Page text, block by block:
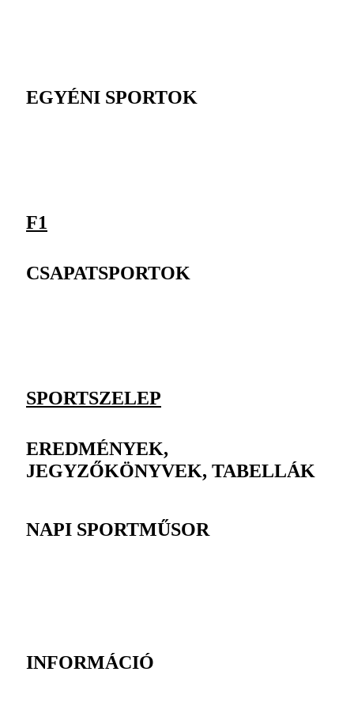
EGYÉNI SPORTOK
F1
CSAPATSPORTOK
SPORTSZELEP
EREDMÉNYEK,
JEGYZŐKÖNYVEK, TABELLÁK
NAPI SPORTMŰSOR
INFORMÁCIÓ